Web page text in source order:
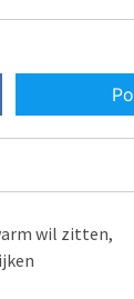
wil zitten,